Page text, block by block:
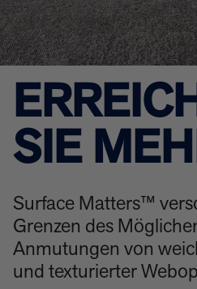
SIE
Surface Matters™
Grenzen des
Anmutungen von
und texturierter